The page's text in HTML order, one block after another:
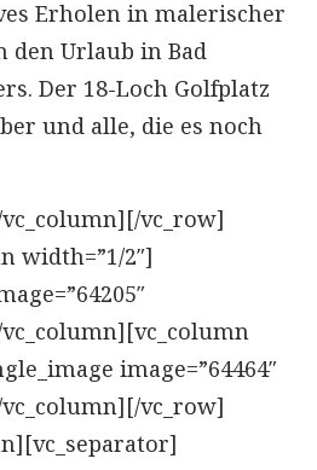
Erholen in malerischer
den Urlaub in Bad
Der 18-Loch Golfplatz
und alle, die es noch
vc_row]
width=”1/2″]
image=”64464″
vc_row]